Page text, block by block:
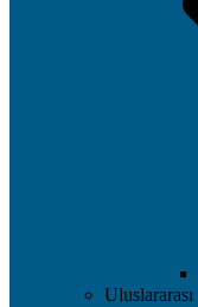
Uluslararası